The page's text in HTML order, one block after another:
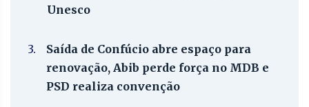
Unesco
3.
Saída de Confúcio abre espaço para
renovação, Abib perde força no MDB e
PSD realiza convenção